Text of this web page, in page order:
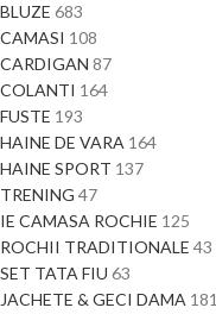
BLUZE 683
CAMASI 108
CARDIGAN 87
COLANTI 164
FUSTE 193
HAINE DE VARA 164
HAINE SPORT 137
TRENING 47
IE CAMASA ROCHIE 125
ROCHII TRADITIONALE 43
SET TATA FIU 63
JACHETE & GECI DAMA 181